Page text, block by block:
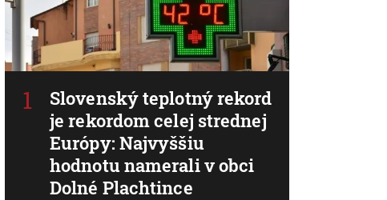
Slovenský teplotný rekord
je rekordom celej strednej
Európy: Najvyššiu
hodnotu namerali v obci
Dolné Plachtince